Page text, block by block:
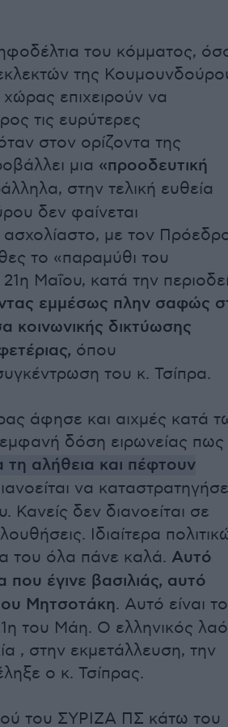
του κόμματος,
της
επιχειρούν να
τις ευρύτερες
στον ορίζοντα της
μια «προοδευτική
στην τελική ευθεία
δεν φαίνεται
ασχολίαστο, με τον
το «παραμύθι του
Μαΐου, κατά την
εμμέσως πλην σαφώς
κοινωνικής δικτύωσης
όπου
του κ. Τσίπρα.
άφησε και αιχμές κατά
δόση ειρωνείας πως
τη αλήθεια και πέφτουν
να
Κανείς δεν διανοείται σε
Ιδιαίτερα
του όλα πάνε καλά. Αυτό
που έγινε βασιλιάς, αυτό
Μητσοτάκη. Αυτό είναι το
του Μάη. Ο ελληνικός
, στην εκμετάλλευση, την
ο κ. Τσίπρας.
του ΣΥΡΙΖΑ ΠΣ κάτω του